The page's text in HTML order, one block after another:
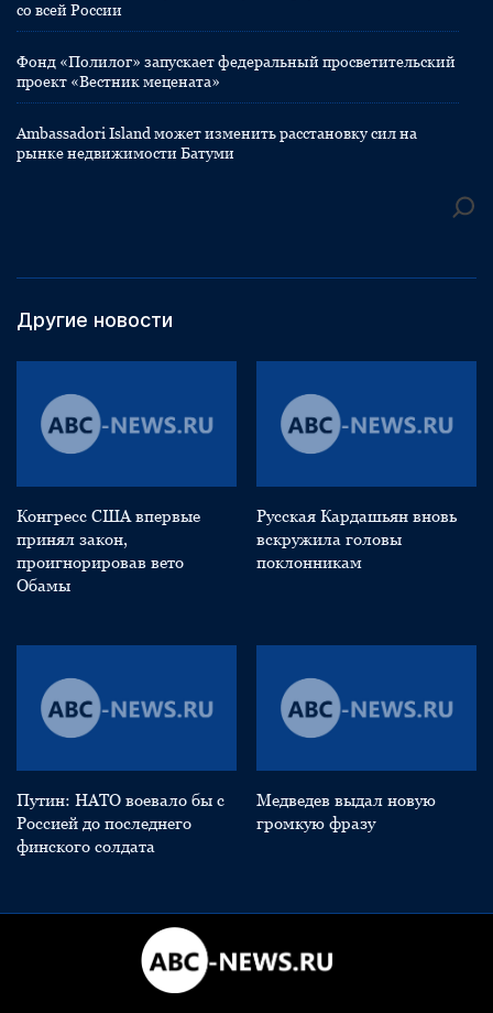
со всей России
Фонд «Полилог» запускает федеральный просветительский
проект «Вестник мецената»
Ambassadori Island может изменить расстановку сил на
рынке недвижимости Батуми
Другие новости
Конгресс США впервые
принял закон,
проигнорировав вето
Обамы
Русская Кардашьян вновь
вскружила головы
поклонникам
Путин: НАТО воевало бы с
Россией до последнего
финского солдата
Медведев выдал новую
громкую фразу